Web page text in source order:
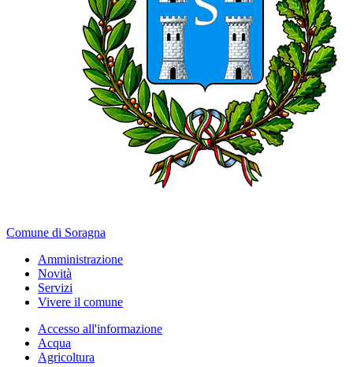
Comune di Soragna
Amministrazione
Novità
Servizi
Vivere il comune
Accesso all'informazione
Acqua
Agricoltura